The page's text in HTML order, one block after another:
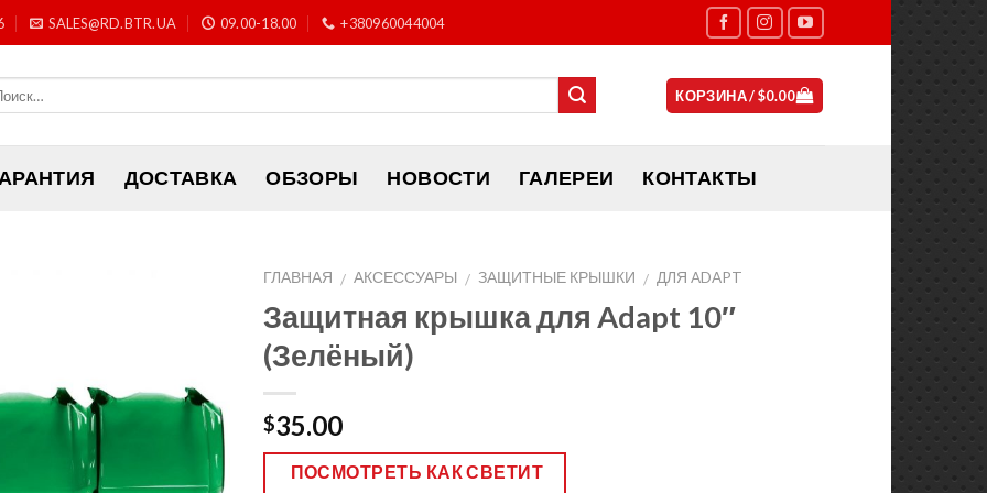
SALES@RD.BTR.UA 09.00-18.00 +380960044004
КОРЗИНА /$0.00
ДОСТАВКА ОБЗОРЫ НОВОСТИ ГАЛЕРЕИ КОНТАКТЫ
ГЛАВНАЯ / АКСЕССУАРЫ / ЗАЩИТНЫЕ КРЫШКИ / ДЛЯ ADAPT
Защитная крышка для Adapt 10″
(Зелёный)
$35.00
ПОСМОТРЕТЬ КАК СВЕТИТ